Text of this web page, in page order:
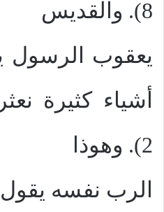
8). والقديس
يعقوب الرسول
2). وهوذا
الرب نفسه